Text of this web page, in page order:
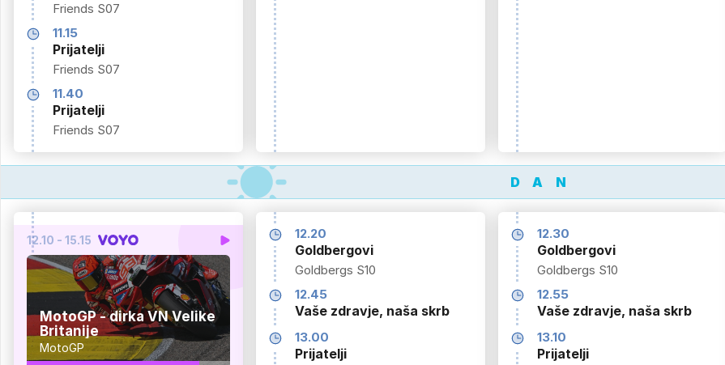
Friends S07
11.15
Prijatelji
Friends S07
11.40
Prijatelji
Friends S07
DAN
12.10 - 15.15
MotoGP - dirka VN Velike
Britanije
MotoGP
12.20
Goldbergovi
Goldbergs S10
12.45
Vaše zdravje, naša skrb
13.00
Prijatelji
12.30
Goldbergovi
Goldbergs S10
12.55
Vaše zdravje, naša skrb
13.10
Prijatelji